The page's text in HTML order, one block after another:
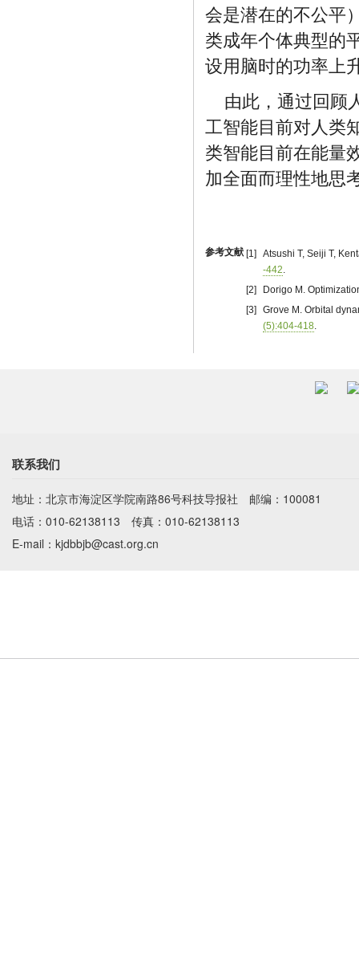
会是潜在的不公平
类成年个体典型的
设用脑时的功率上
由此，通过回顾
工智能目前对人类
类智能目前在能量
加全面而理性地思
参考文献 [1]
Atsushi T, Seiji T,
-442.
[2]
Dorigo M.
[3]
Grove M. Orbital
(5):404-418.